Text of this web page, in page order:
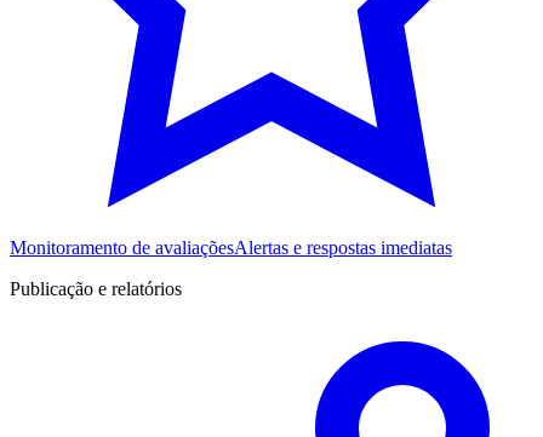
Monitoramento de avaliaçõesAlertas e respostas imediatas
Publicação e relatórios